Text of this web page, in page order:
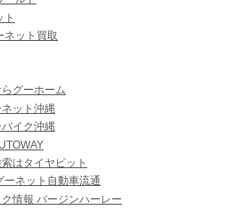
ト
ネット買取
グーホーム
ット沖縄
イク沖縄
はタイヤピット
ーネット自動車流通
情報 バージンハーレー